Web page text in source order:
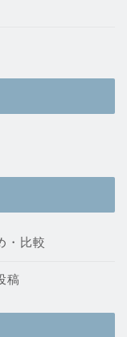
・比較
稿